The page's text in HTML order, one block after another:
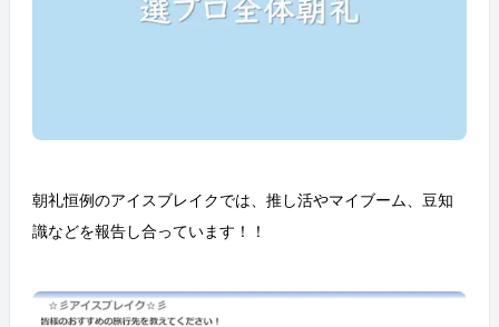
朝礼恒例のアイスブレイクでは、推し活やマイブーム、豆知
識などを報告し合っています！！